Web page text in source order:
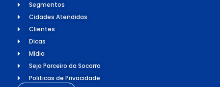
Segmentos
Cidades Atendidas
Clientes
Dicas
Mídia
Seja Parceiro da Socorro
Politicas de Privacidade